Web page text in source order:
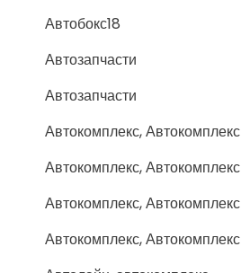
Автобокс18
Автозапчасти
Автозапчасти
Автокомплекс, Автокомплекс
Автокомплекс, Автокомплекс
Автокомплекс, Автокомплекс
Автокомплекс, Автокомплекс